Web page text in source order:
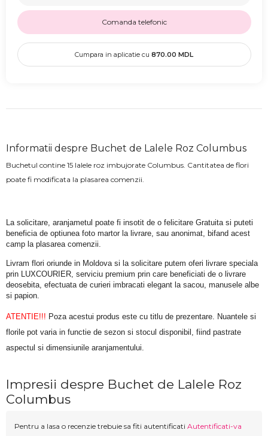
Comanda telefonic
Cumpara in aplicatie cu 870.00 MDL
Informatii despre Buchet de Lalele Roz Columbus
Buchetul contine 15 lalele roz imbujorate Columbus. Cantitatea de flori
poate fi modificata la plasarea comenzii.
La solicitare, aranjametul poate fi insotit de o felicitare Gratuita si puteti
beneficia de optiunea foto martor la livrare, sau anonimat, bifand acest
camp la plasarea comenzii.
Livram flori oriunde in Moldova si la solicitare putem oferi livrare speciala
prin LUXCOURIER, serviciu premium prin care beneficiati de o livrare
deosebita, efectuata de curieri imbracati elegant la sacou, manusele albe
si papion.
ATENTIE!!! Poza acestui produs este cu titlu de prezentare. Nuantele si
florile pot varia in functie de sezon si stocul disponibil, fiind pastrate
aspectul si dimensiunile aranjamentului.
Impresii despre Buchet de Lalele Roz
Columbus
Pentru a lasa o recenzie trebuie sa fiti autentificati Autentificati-va